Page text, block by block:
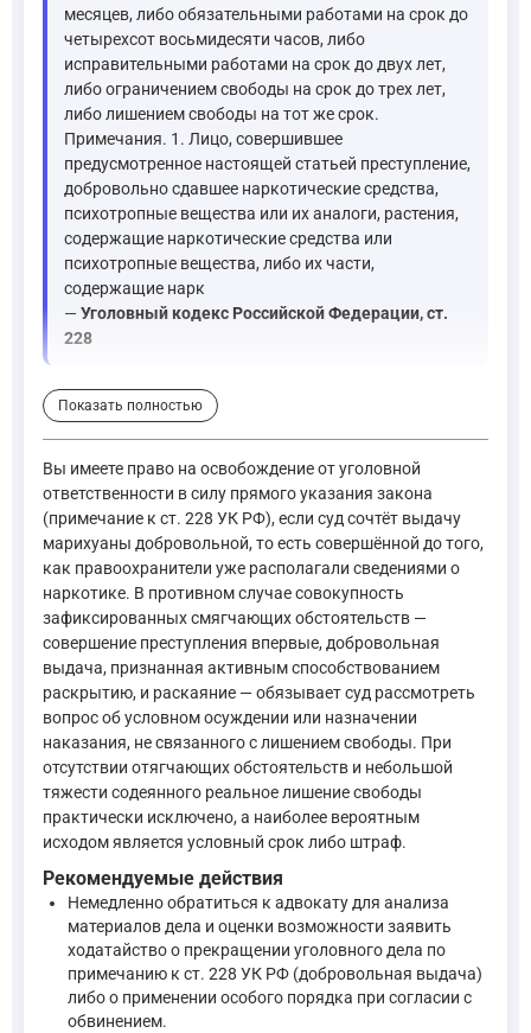
месяцев, либо обязательными работами на срок до
четырехсот восьмидесяти часов, либо
исправительными работами на срок до двух лет,
либо ограничением свободы на срок до трех лет,
либо лишением свободы на тот же срок.
Примечания. 1. Лицо, совершившее
предусмотренное настоящей статьей преступление,
добровольно сдавшее наркотические средства,
психотропные вещества или их аналоги, растения,
содержащие наркотические средства или
психотропные вещества, либо их части,
содержащие нарк
—Уголовный кодекс Российской Федерации, ст.
228
Далее, при назначении наказания суд обязан учитывать
Статья 61. Обстоятельства, смягчающие наказание
Смягчающими обстоятельствами признаются:
а) совершение впервые преступления небольшой или
и) явка с повинной, активное способствование
к) оказание медицинской и иной помощи
При назначении наказания могут учитываться в
—Уголовный кодекс Российской Федерации, ст. 61
С учётом наличия нескольких смягчающих обстоятельств и
Статья 73. Условное осуждение
Если, назначив исправительные работы, ограничение
При назначении условного осуждения суд учитывает
—Уголовный кодекс Российской Федерации, ст. 73
Наконец, Постановление Пленума Верховного Суда РФ от
Постановление Пленума Верховного Суда РФ от
Показать полностью
Вы имеете право на освобождение от уголовной
ответственности в силу прямого указания закона
(примечание к ст. 228 УК РФ), если суд сочтёт выдачу
марихуаны добровольной, то есть совершённой до того,
как правоохранители уже располагали сведениями о
наркотике. В противном случае совокупность
зафиксированных смягчающих обстоятельств —
совершение преступления впервые, добровольная
выдача, признанная активным способствованием
раскрытию, и раскаяние — обязывает суд рассмотреть
вопрос об условном осуждении или назначении
наказания, не связанного с лишением свободы. При
отсутствии отягчающих обстоятельств и небольшой
тяжести содеянного реальное лишение свободы
практически исключено, а наиболее вероятным
исходом является условный срок либо штраф.
Рекомендуемые действия
Немедленно обратиться к адвокату для анализа
материалов дела и оценки возможности заявить
ходатайство о прекращении уголовного дела по
примечанию к ст. 228 УК РФ (добровольная выдача)
либо о применении особого порядка при согласии с
обвинением.